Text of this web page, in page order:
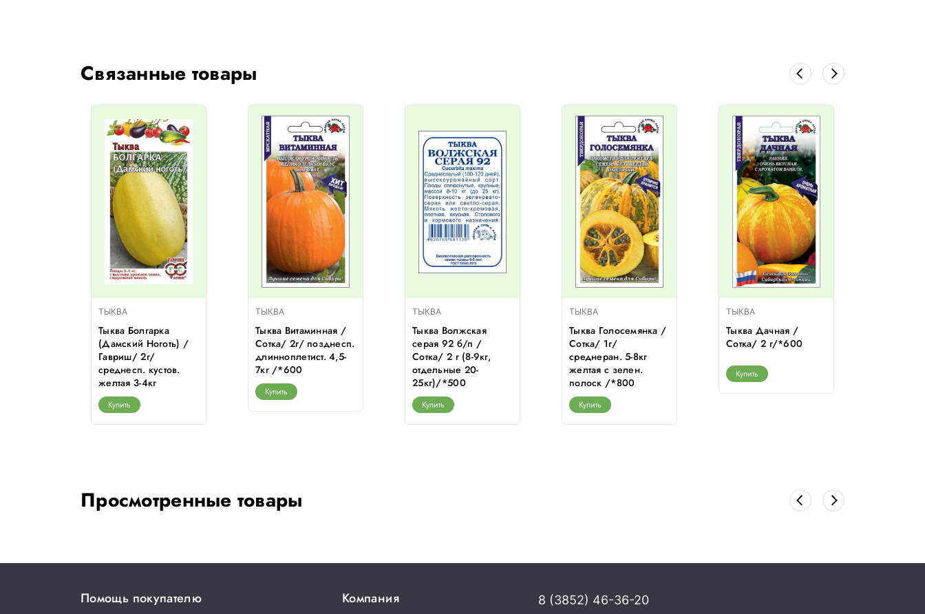
Связанные товары
ТЫКВА
Тыква Болгарка
(Дамский Ноготь) /
Гавриш/ 2г/
среднесп. кустов.
желтая 3-4кг
Купить
ТЫКВА
Тыква Витаминная /
Сотка/ 2г/ позднесп.
длинноплетист. 4,5-
7кг /*600
Купить
ТЫКВА
Тыква Волжская
серая 92 б/п /
Сотка/ 2 г (8-9кг,
отдельные 20-
25кг)/*500
Купить
ТЫКВА
Тыква Голосемянка /
Сотка/ 1г/
среднеран. 5-8кг
желтая с зелен.
полоск /*800
Купить
ТЫКВА
Тыква Дачная /
Сотка/ 2 г/*600
Купить
Просмотренные товары
Помощь покупателю Компания 8 (3852) 46-36-20